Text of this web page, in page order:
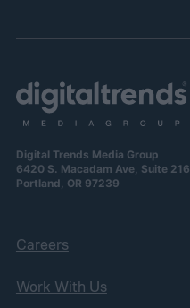
Digital Trends Media Group
6420 S. Macadam Ave, Suite 216
Portland, OR 97239
Careers
Work With Us